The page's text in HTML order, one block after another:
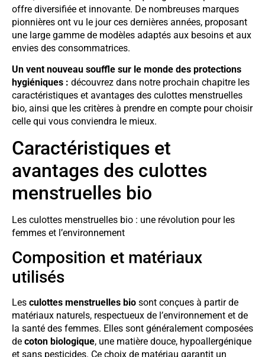
offre diversifiée et innovante. De nombreuses marques
pionnières ont vu le jour ces dernières années, proposant
une large gamme de modèles adaptés aux besoins et aux
envies des consommatrices.
Un vent nouveau souffle sur le monde des protections
hygiéniques : découvrez dans notre prochain chapitre les
caractéristiques et avantages des culottes menstruelles
bio, ainsi que les critères à prendre en compte pour choisir
celle qui vous conviendra le mieux.
Caractéristiques et
avantages des culottes
menstruelles bio
Les culottes menstruelles bio : une révolution pour les
femmes et l’environnement
Composition et matériaux
utilisés
Les culottes menstruelles bio sont conçues à partir de
matériaux naturels, respectueux de l’environnement et de
la santé des femmes. Elles sont généralement composées
de coton biologique, une matière douce, hypoallergénique
et sans pesticides. Ce choix de matériau garantit un